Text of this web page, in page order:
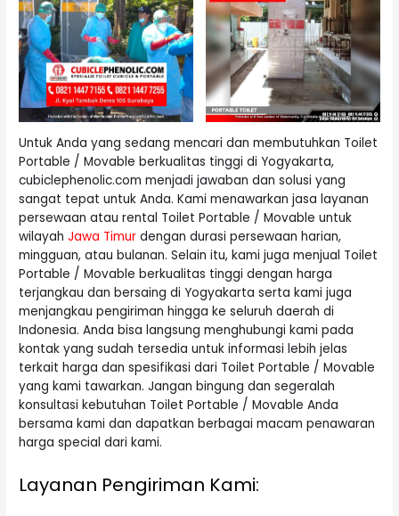
Untuk Anda yang sedang mencari dan membutuhkan Toilet
Portable / Movable berkualitas tinggi di Yogyakarta,
cubiclephenolic.com menjadi jawaban dan solusi yang
sangat tepat untuk Anda. Kami menawarkan jasa layanan
persewaan atau rental Toilet Portable / Movable untuk
wilayahJawa Timur dengan durasi persewaan harian,
mingguan, atau bulanan. Selain itu, kami juga menjual Toilet
Portable / Movable berkualitas tinggi dengan harga
terjangkau dan bersaing di Yogyakarta serta kami juga
menjangkau pengiriman hingga ke seluruh daerah di
Indonesia. Anda bisa langsung menghubungi kami pada
kontak yang sudah tersedia untuk informasi lebih jelas
terkait harga dan spesifikasi dari Toilet Portable / Movable
yang kami tawarkan. Jangan bingung dan segeralah
konsultasi kebutuhan Toilet Portable / Movable Anda
bersama kami dan dapatkan berbagai macam penawaran
harga special dari kami.
Layanan Pengiriman Kami: